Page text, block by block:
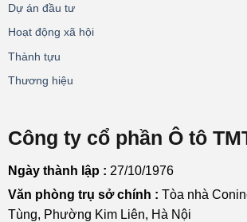
Dự án đầu tư
Hoạt động xã hội
Thành tựu
Thương hiệu
Công ty cổ phần Ô tô
Ngày thành lập : 27/10/1976
Văn phòng trụ sở chính : Tòa nhà
Tùng, Phường Kim Liên, Hà Nội